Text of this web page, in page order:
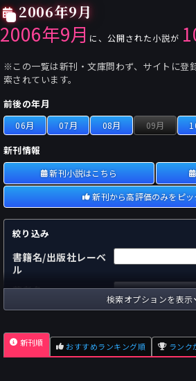
2006年9月
2006年9月 に、公開された小説が
※この一覧は新刊・文庫問わず、サイトに登
索されています。
前後の年月
06月 07月 08月 09月
新刊情報
新刊小説はこちら
新刊から高評価のみをピ
絞り込み
書籍名/出版社レーベ
ル
著者名
国内
海外
出版社
検索オプションを表示
新刊順 おすすめランキング順 ランク